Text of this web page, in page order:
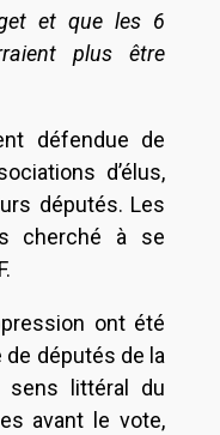
et que les 6
plus être
défendue de
d’élus,
députés. Les
cherché à se
ont été
de députés de la
sens littéral du
avant le vote,